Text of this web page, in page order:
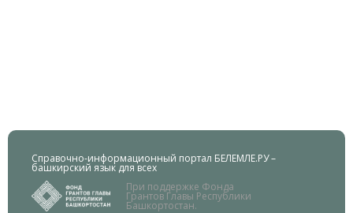
Справочно-информационный портал БЕЛЕМЛЕ.РУ –
башкирский язык для всех
При поддержке Фонда
Грантов Главы Республики
Башкортостан.